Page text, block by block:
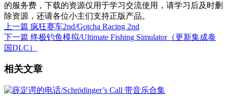
的服务费，下载的资源仅用于学习交流使用，请学习后及时删
除资源，还请各位小主们支持正版产品。
上一篇 疯狂赛车2nd/Gotcha Racing 2nd
下一篇 终极钓鱼模拟/Ultimate Fishing Simulator（更新集成泰
国DLC）
相关文章